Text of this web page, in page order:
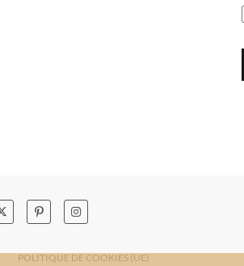
POLITIQUE DE COOKIES (UE)